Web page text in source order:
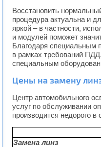
Восстановить
процедура актуальна и
яркой – в частности,
и модулей поможет
Благодаря специальным
в рамках требований
специальным
Цены на замену
Центр автомобильного
услуг по обслуживании
производится недорого
Замена линз